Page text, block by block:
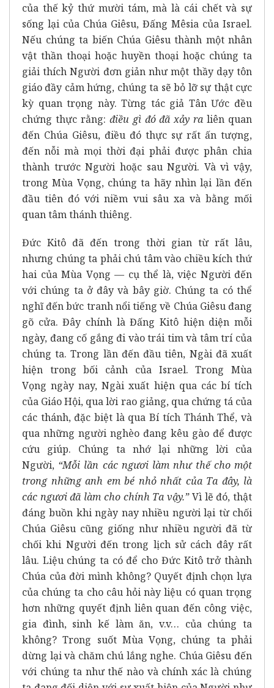
của thế kỷ thứ mười tám, mà là cái chết và sự
sống lại của Chúa Giêsu, Đấng Mêsia của Israel.
Nếu chúng ta biến Chúa Giêsu thành một nhân
vật thần thoại hoặc huyền thoại hoặc chúng ta
giải thích Người đơn giản như một thầy dạy tôn
giáo đầy cảm hứng, chúng ta sẽ bỏ lỡ sự thật cực
kỳ quan trọng này. Từng tác giả Tân Ước đều
chứng ​​thực rằng: điều gì đó đã xảy ra liên quan
đến Chúa Giêsu, điều đó thực sự rất ấn tượng,
đến nỗi mà mọi thời đại phải được phân chia
thành trước Người hoặc sau Người. Và vì vậy,
trong Mùa Vọng, chúng ta hãy nhìn lại lần đến
đầu tiên đó với niềm vui sâu xa và bằng mối
quan tâm thánh thiêng.
Đức Kitô đã đến trong thời gian từ rất lâu,
nhưng chúng ta phải chú tâm vào chiều kích thứ
hai của Mùa Vọng — cụ thể là, việc Người đến
với chúng ta ở đây và bây giờ. Chúng ta có thể
nghĩ đến bức tranh nổi tiếng về Chúa Giêsu đang
gõ cửa. Đây chính là Đấng Kitô hiện diện mỗi
ngày, đang cố gắng đi vào trái tim và tâm trí của
chúng ta. Trong lần đến đầu tiên, Ngài đã xuất
hiện trong bối cảnh của Israel. Trong Mùa
Vọng ngày nay, Ngài xuất hiện qua các bí tích
của Giáo Hội, qua lời rao giảng, qua chứng tá của
các thánh, đặc biệt là qua Bí tích Thánh Thể, và
qua những người nghèo đang kêu gào để được
cứu giúp. Chúng ta nhớ lại những lời của
Người, “Mỗi lần các ngươi làm như thế cho một
trong những anh em bé nhỏ nhất của Ta đây, là
các ngươi đã làm cho chính Ta vậy.”Vì lẽ đó, thật
đáng buồn khi ngày nay nhiều người lại từ chối
Chúa Giêsu cũng giống như nhiều người đã từ
chối khi Người đến trong lịch sử cách đây rất
lâu. Liệu chúng ta có để cho Đức Kitô trở thành
Chúa của đời mình không? Quyết định chọn lựa
của chúng ta cho câu hỏi này liệu có quan trọng
hơn những quyết định liên quan đến công việc,
gia đình, sinh kế làm ăn, v.v… của chúng ta
không? Trong suốt Mùa Vọng, chúng ta phải
dừng lại và chăm chú lắng nghe. Chúa Giêsu đến
với chúng ta như thế nào và chính xác là chúng